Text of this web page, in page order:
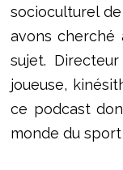
socioculturel
avons cherché
sujet.
joueuse,
ce podcast
monde du